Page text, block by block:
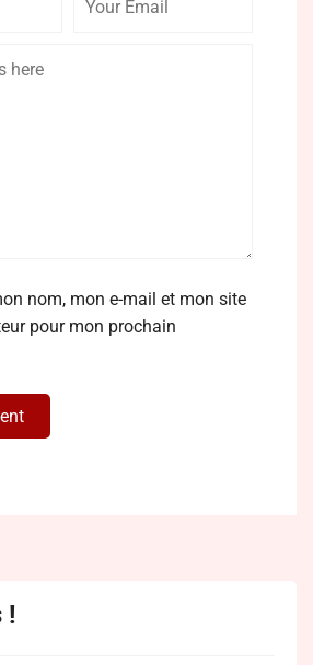
nom, mon e-mail et mon site
pour mon prochain
!